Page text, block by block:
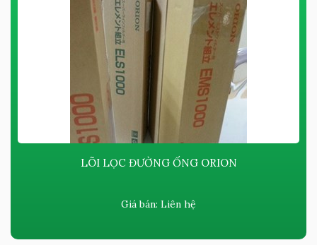
LÕI LỌC ĐƯỜNG ỐNG ORION
Giá bán: Liên hệ